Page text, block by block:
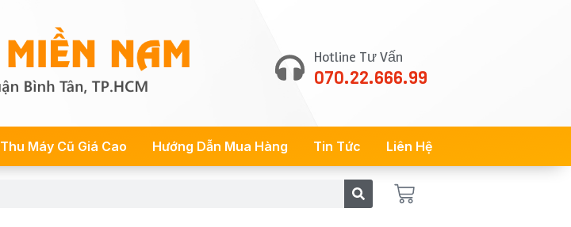
Hotline Tư Vấn
070.22.666.99
Thu Máy Cũ Giá Cao Hướng Dẫn Mua Hàng Tin Tức Liên Hệ
Cart